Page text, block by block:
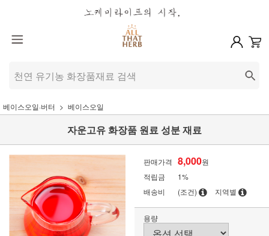
베이스오일·버터 베이스오일
자운고유 화장품 원료 성분 재료
판매가격 8,000원
적립금
1%
배송비
(조건) 지역별
용량